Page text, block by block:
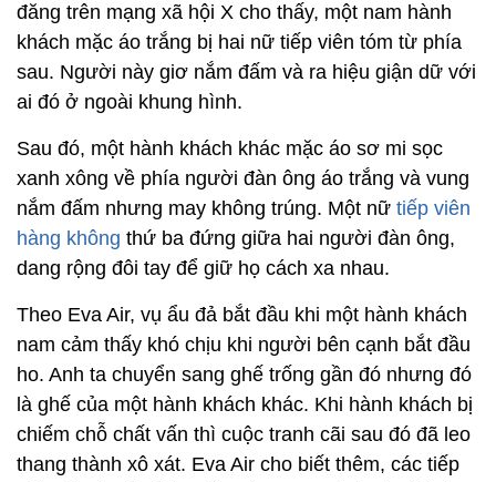
đăng trên mạng xã hội X cho thấy, một nam hành
khách mặc áo trắng bị hai nữ tiếp viên tóm từ phía
sau. Người này giơ nắm đấm và ra hiệu giận dữ với
ai đó ở ngoài khung hình.
Sau đó, một hành khách khác mặc áo sơ mi sọc
xanh xông về phía người đàn ông áo trắng và vung
nắm đấm nhưng may không trúng. Một nữ tiếp viên
hàng không thứ ba đứng giữa hai người đàn ông,
dang rộng đôi tay để giữ họ cách xa nhau.
Theo Eva Air, vụ ẩu đả bắt đầu khi một hành khách
nam cảm thấy khó chịu khi người bên cạnh bắt đầu
ho. Anh ta chuyển sang ghế trống gần đó nhưng đó
là ghế của một hành khách khác. Khi hành khách bị
chiếm chỗ chất vấn thì cuộc tranh cãi sau đó đã leo
thang thành xô xát. Eva Air cho biết thêm, các tiếp